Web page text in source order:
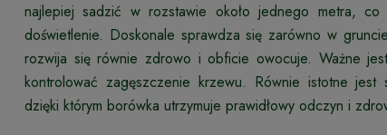
najlepiej sadzić w rozstawie około jednego metra,
doświetlenie. Doskonale sprawdza się zarówno w
rozwija się równie zdrowo i obficie owocuje. Ważne
kontrolować zagęszczenie krzewu. Równie istotne jest
dzięki którym borówka utrzymuje prawidłowy odczyn i